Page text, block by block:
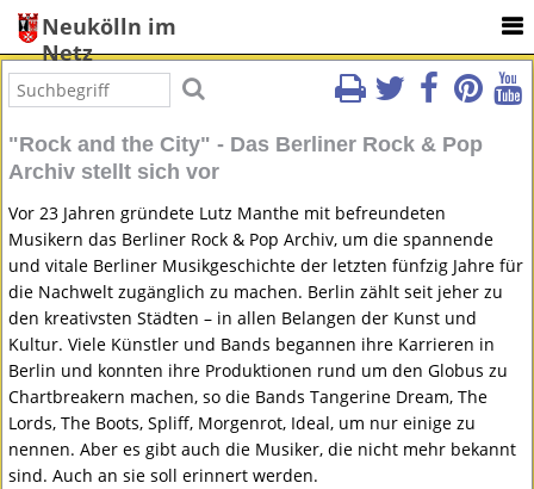
Neukölln im
Netz
"Rock and the City" - Das Berliner Rock & Pop
Archiv stellt sich vor
Vor 23 Jahren gründete Lutz Manthe mit befreundeten
Musikern das Berliner Rock & Pop Archiv, um die spannende
und vitale Berliner Musikgeschichte der letzten fünfzig Jahre für
die Nachwelt zugänglich zu machen. Berlin zählt seit jeher zu
den kreativsten Städten – in allen Belangen der Kunst und
Kultur. Viele Künstler und Bands begannen ihre Karrieren in
Berlin und konnten ihre Produktionen rund um den Globus zu
Chartbreakern machen, so die Bands Tangerine Dream, The
Lords, The Boots, Spliff, Morgenrot, Ideal, um nur einige zu
nennen. Aber es gibt auch die Musiker, die nicht mehr bekannt
sind. Auch an sie soll erinnert werden.